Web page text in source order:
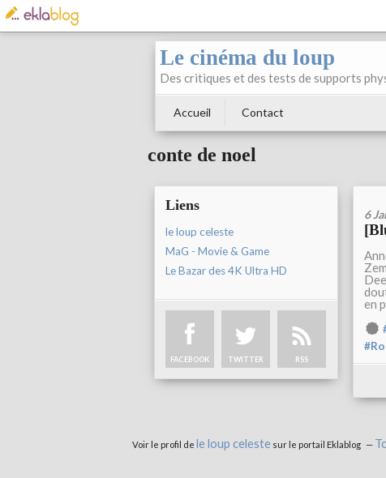
Le cinéma du loup
Des critiques et des tests de supports
Accueil Contact
conte de noel
Liens
le loup celeste
MaG - Movie & Game
Le Bazar des 4K Ultra HD
FACEBOOK TWITTER RSS
6
en
Voir le profil de le loup celeste sur le portail Eklablog